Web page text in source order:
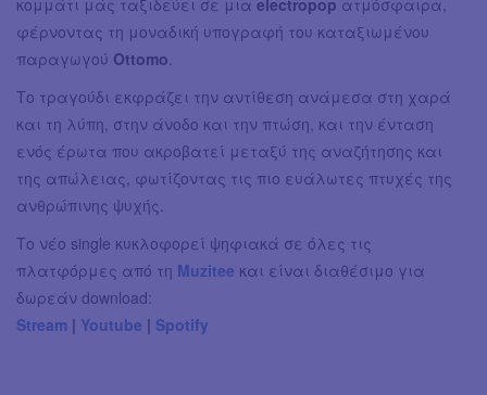
φέρνοντας τη μοναδική υπογραφή του καταξιωμένου
παραγωγού Ottomo
Το τραγούδι εκφράζει την αντίθεση ανάμεσα στη χαρά
και τη λύπη, στην άνοδο και την πτώση, και την ένταση
ενός έρωτα που ακροβατεί μεταξύ της αναζήτησης και
της απώλειας, φωτίζοντας τις πιο ευάλωτες πτυχές της
ανθρώπινης ψυχής.
Το νέο single κυκλοφορεί ψηφιακά σε όλες τις
πλατφόρμες από τη Muzitee και είναι διαθέσιμο για
δωρεάν download:
Stream | Youtube | Spotify